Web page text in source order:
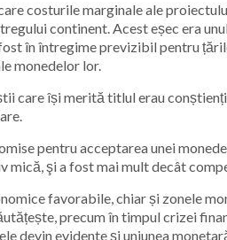
costurile marginale ale
continent. Acest eșec era
în întregime previzibil pentru
monedelor lor.
care își merită titlul erau
pentru acceptarea unei
mică, şi a fost mai mult decât
favorabile, chiar și zonele
precum în timpul crizei
devin evidente și uniunea